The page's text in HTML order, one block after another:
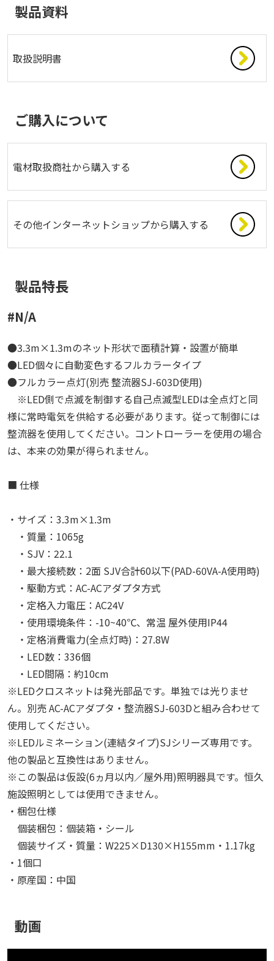
製品資料
取扱説明書
ご購入について
電材取扱商社から購入する
その他インターネットショップから購入する
製品特長
#N/A
●3.3m×1.3mのネット形状で面積計算・設置が簡単
●LED個々に自動変色するフルカラータイプ
●フルカラー点灯(別売 整流器SJ-603D使用)
※LED側で点滅を制御する自己点滅型LEDは全点灯と同
様に常時電気を供給する必要があります。従って制御には
整流器を使用してください。コントローラーを使用の場合
は、本来の効果が得られません。
■ 仕様
・サイズ：3.3m×1.3m
・質量：1065g
・SJV：22.1
・最大接続数：2面 SJV合計60以下(PAD-60VA-A使用時)
・駆動方式：AC-ACアダプタ方式
・定格入力電圧：AC24V
・使用環境条件：-10~40℃、常温 屋外使用IP44
・定格消費電力(全点灯時)：27.8W
・LED数：336個
・LED間隔：約10cm
※LEDクロスネットは発光部品です。単独では光りませ
ん。別売 AC-ACアダプタ・整流器SJ-603Dと組み合わせて
使用してください。
※LEDルミネーション(連結タイプ)SJシリーズ専用です。
他の製品と互換性はありません。
※この製品は仮設(6ヵ月以内／屋外用)照明器具です。恒久
施設照明としては使用できません。
・梱包仕様
個装梱包：個装箱・シール
個装サイズ・質量：W225×D130×H155mm・1.17kg
・1個口
・原産国：中国
動画